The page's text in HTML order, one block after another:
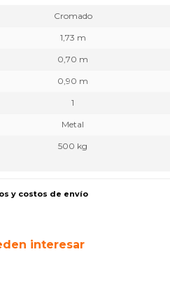
Cromado
1,73 m
0,70 m
0,90 m
1
Metal
500 kg
y costos de envío
interesar